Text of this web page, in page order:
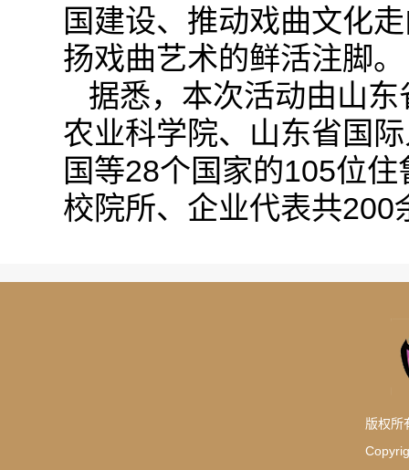
国建设、推动戏曲文化
扬戏曲艺术的鲜活注脚。
据悉，本次活动由山
农业科学院、山东省国
国等28个国家的105位
校院所、企业代表共200
版权所